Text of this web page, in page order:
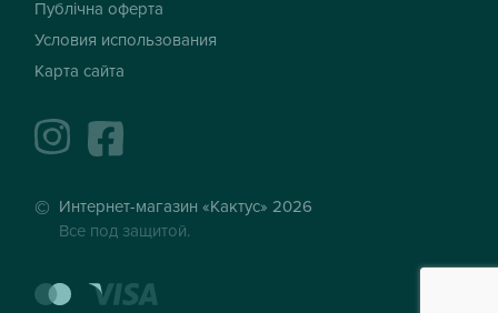
Публічна оферта
Условия использования
Карта сайта
instagramfacebook
Интернет-магазин «Кактус» 2026
Все под защитой.
mastercard